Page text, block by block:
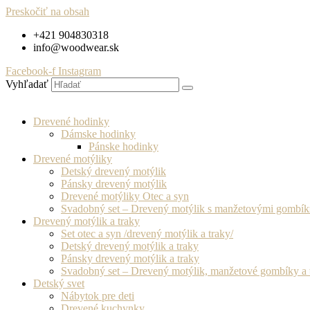
Preskočiť na obsah
+421 904830318
info@woodwear.sk
Facebook-f Instagram
Vyhľadať
Drevené hodinky
Dámske hodinky
Pánske hodinky
Drevené motýliky
Detský drevený motýlik
Pánsky drevený motýlik
Drevené motýliky Otec a syn
Svadobný set – Drevený motýlik s manžetovými
Drevený motýlik a traky
Set otec a syn /drevený motýlik a traky/
Detský drevený motýlik a traky
Pánsky drevený motýlik a traky
Svadobný set – Drevený motýlik, manžetové gombíky a
Detský svet
Nábytok pre deti